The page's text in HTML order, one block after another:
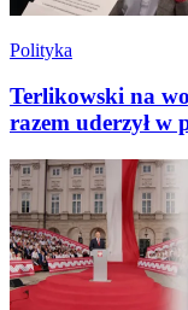
Polityka
Terlikowski na
razem uderzył w